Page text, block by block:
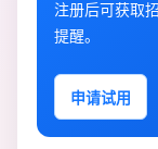
注册后可获取
提醒。
申请试用